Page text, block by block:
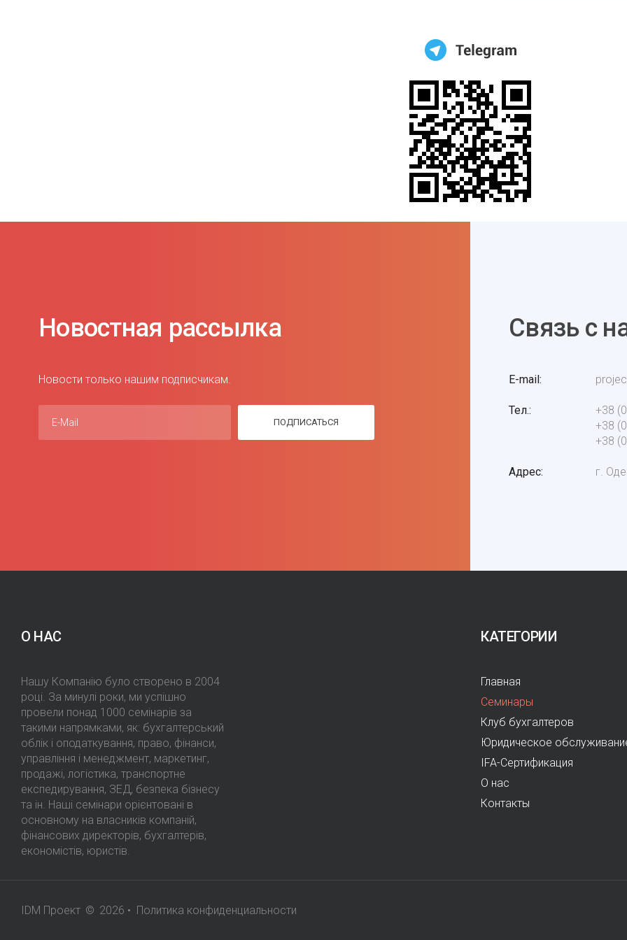
Новостная рассылка
Новости только нашим подписчикам.
E-Mail ПОДПИСАТЬСЯ
Связь с
E-mail
Тел.
+38
+38
+38
Адрес г.
О НАС
Нашу Компанію було створено в 2004
році. За минулі роки, ми успішно
провели понад 1000 семінарів за
такими напрямками, як: бухгалтерський
облік і оподаткування, право, фінанси,
управління і менеджмент, маркетинг,
продажі, логістика, транспортне
експедирування, ЗЕД, безпека бізнесу
та ін. Наші семінари орієнтовані в
основному на власників компаній,
фінансових директорів, бухгалтерів,
економістів, юристів.
КАТЕГОРИИ
Главная
Семинары
Клуб бухгалтеров
Юридическое
IFA-Сертификация
О нас
Контакты
IDM Проект © 2026 • Политика конфиденциальности